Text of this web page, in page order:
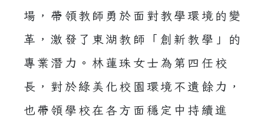
場，帶領教師勇於面對教學環境的變
革，激發了東湖教師「創新教學」的
專業潛力。林蓮珠女士為第四任校
長，對於綠美化校園環境不遺餘力，
也帶領學校在各方面穩定中持續進